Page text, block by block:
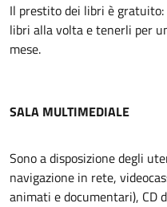
Il prestito dei libri è
libri alla volta e tenerli per
mese.
SALA MULTIMEDIALE
Sono a disposizione degli
navigazione in rete,
animati e documentari), CD